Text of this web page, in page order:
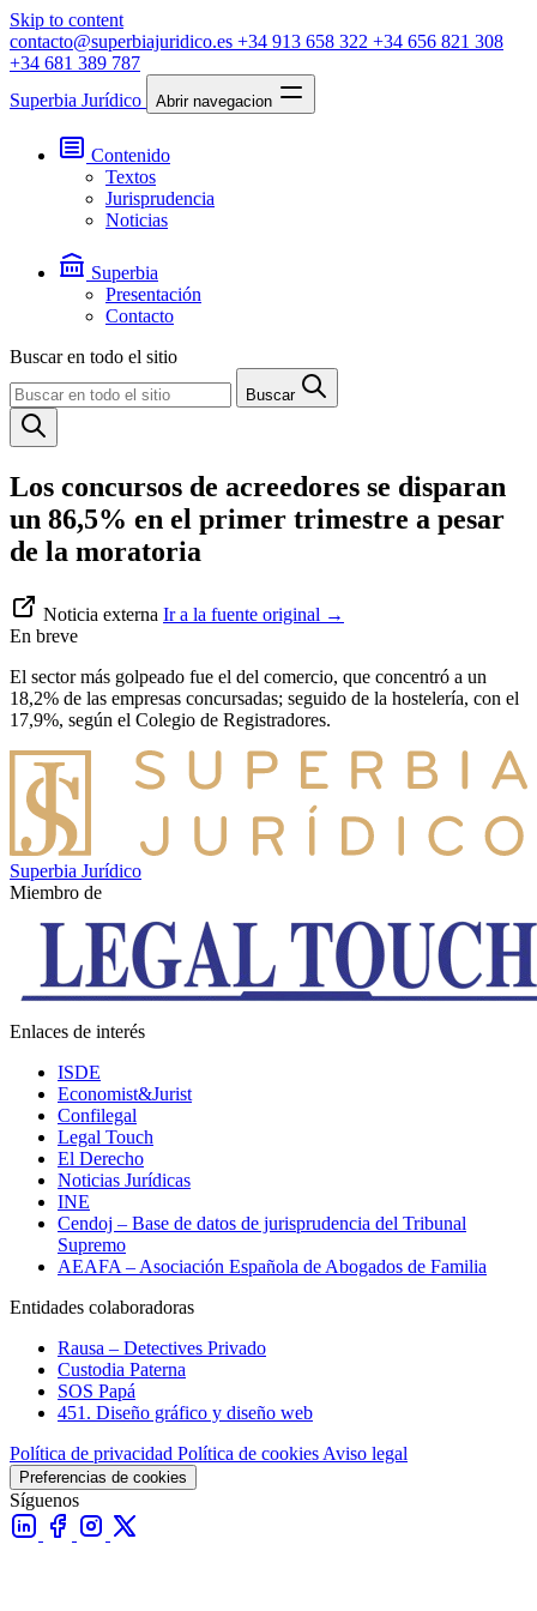
Skip to content
contacto@superbiajuridico.es +34 913 658 322 +34 656 821 308
+34 681 389 787
Superbia Jurídico
Abrir navegacion
Contenido
Textos
Jurisprudencia
Noticias
Superbia
Presentación
Contacto
Buscar en todo el sitio
Buscar
Los concursos de acreedores se disparan
un 86,5% en el primer trimestre a pesar
de la moratoria
Noticia externa Ir a la fuente original →
En breve
El sector más golpeado fue el del comercio, que concentró a un
18,2% de las empresas concursadas; seguido de la hostelería, con el
17,9%, según el Colegio de Registradores.
Superbia Jurídico
Miembro de
Enlaces de interés
ISDE
Economist&Jurist
Confilegal
Legal Touch
El Derecho
Noticias Jurídicas
INE
Cendoj – Base de datos de jurisprudencia del Tribunal
Supremo
AEAFA – Asociación Española de Abogados de Familia
Entidades colaboradoras
Rausa – Detectives Privado
Custodia Paterna
SOS Papá
451. Diseño gráfico y diseño web
Política de privacidad Política de cookies Aviso legal
Preferencias de cookies
Síguenos